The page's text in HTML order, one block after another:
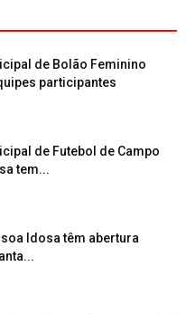
de Bolão Feminino
participantes
de Futebol de Campo
tem...
Idosa têm abertura